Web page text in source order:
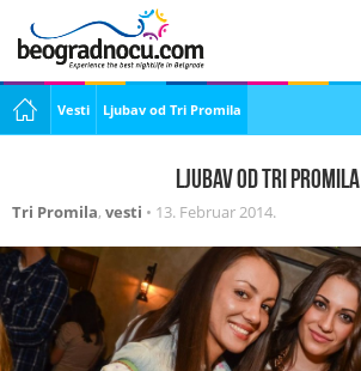
Vesti Ljubav od Tri Promila
Ljubav od Tri Promila
Tri Promila, vesti • 13. Februar 2014.